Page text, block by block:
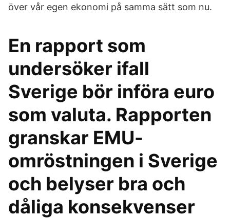
över vår egen ekonomi på samma sätt som nu.
En rapport som
undersöker ifall
Sverige bör införa euro
som valuta. Rapporten
granskar EMU-
omröstningen i Sverige
och belyser bra och
dåliga konsekvenser